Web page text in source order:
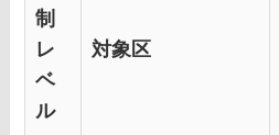
制
レ
ベ
ル
対象区